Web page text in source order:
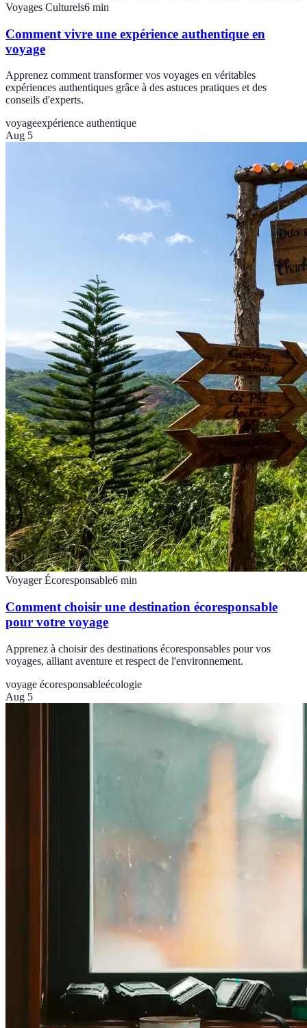
Voyages Culturels6 min
Comment vivre une expérience authentique en
voyage
Apprenez comment transformer vos voyages en véritables
expériences authentiques grâce à des astuces pratiques et des
conseils d'experts.
voyageexpérience authentique
Aug 5
Voyager Écoresponsable6 min
Comment choisir une destination écoresponsable
pour votre voyage
Apprenez à choisir des destinations écoresponsables pour vos
voyages, alliant aventure et respect de l'environnement.
voyage écoresponsableécologie
Aug 5